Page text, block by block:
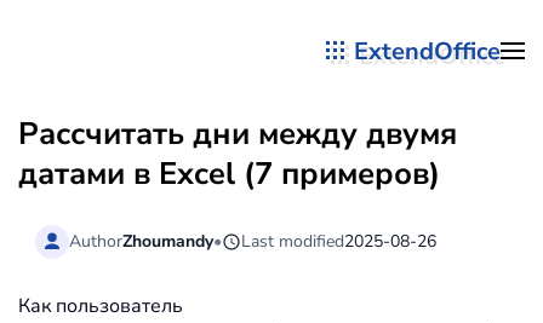
ExtendOffice
Рассчитать дни между двумя
датами в Excel (7 примеров)
AuthorZhoumandy• Last modified2025-08-26
Как пользователь